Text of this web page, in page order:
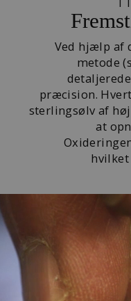
Ved hjælp af
metode
præcision.
sterlingsølv af
at